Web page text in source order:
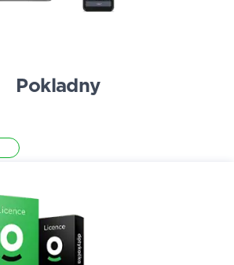
Pokladny